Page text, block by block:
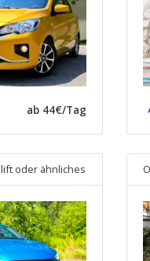
ab 44€/Tag
oder ähnliches